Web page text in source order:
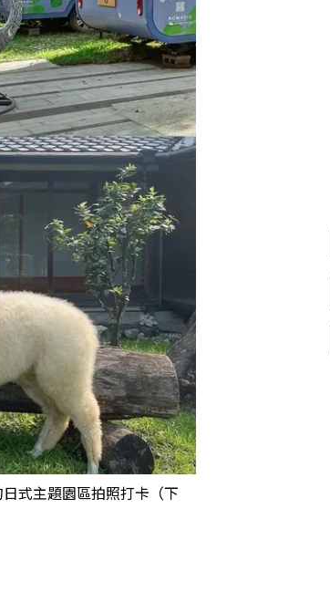
式主題園區拍照打卡（下